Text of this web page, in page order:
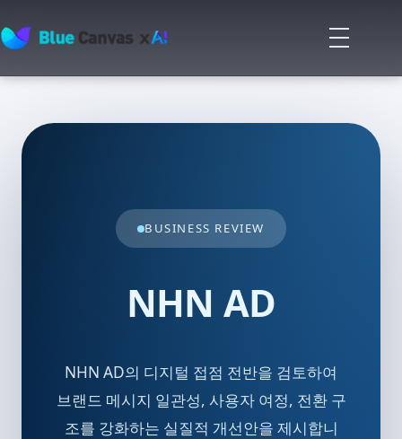
BLUECANVAS
메
뉴
기
BUSINESS REVIEW
NHN AD
NHN AD의 디지털 접점 전반을 검토하여
브랜드 메시지 일관성, 사용자 여정, 전환 구
조를 강화하는 실질적 개선안을 제시합니